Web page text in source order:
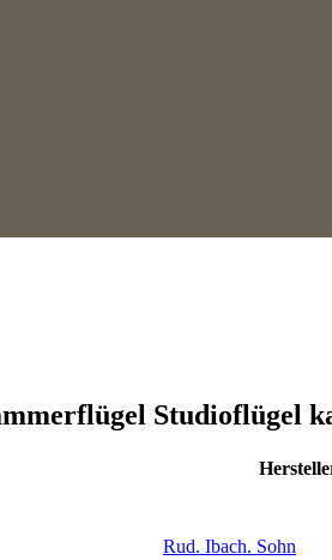
Studioflügel
Rud. Ibach. Sohn